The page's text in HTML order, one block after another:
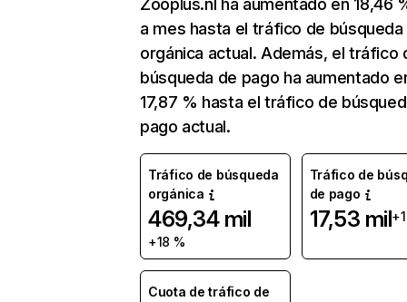
Zooplus.nl ha aumentado en 18,46
a mes hasta el tráfico de búsqueda
orgánica actual. Además, el tráfico
búsqueda de pago ha aumentado
17,87 % hasta el tráfico de
pago actual.
Tráfico de búsqueda
orgánica
469,34 mil
+18 %
Tráfico de
de pago
17,53 mil
Cuota de tráfico de